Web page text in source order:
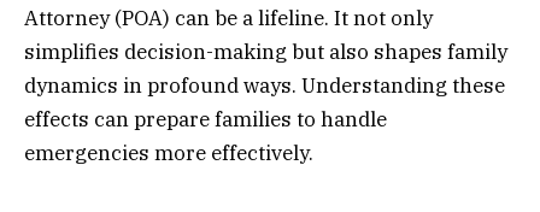
Attorney (POA) can be a lifeline. It not only
simplifies decision-making but also shapes family
dynamics in profound ways. Understanding these
effects can prepare families to handle
emergencies more effectively.